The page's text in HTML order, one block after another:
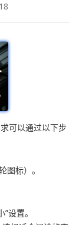
可以通过以下步
图标）。
设置。